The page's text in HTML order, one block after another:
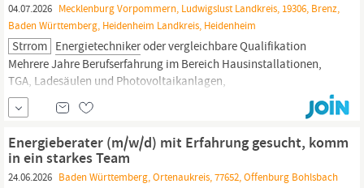
04.07.2026 Mecklenburg Vorpommern, Ludwigslust Landkreis, 19306, Brenz,
Baden Württemberg, Heidenheim Landkreis, Heidenheim
Strrom Energietechnikeroder vergleichbare Qualifikation
Mehrere Jahre Berufserfahrung im Bereich Hausinstallationen,
TGA, Ladesäulen und Photovoltaikanlagen,
Energiespeichersysteme wünschenswert Du bist in der Lage den
Netzanschluss einer PV-Anlage (von Wechselrichter-Ausgang bis
zum Netzanschlusspunkt) AC-seitig selbst zu montieren und in
Betrieb zu nehmen...
Energieberater (m/w/d) mit Erfahrung gesucht, komm
in ein starkes Team
24.06.2026 Baden Württemberg, Ortenaukreis, 77652, Offenburg Bohlsbach